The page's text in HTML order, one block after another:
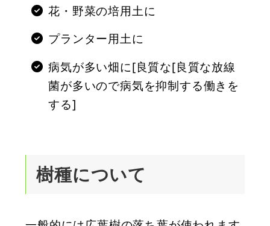
花・野菜の培用土に
プランター用土に
病気が多い畑に[良質な[良質な放線
菌が多いので病気を抑制する働きを
する]
樹種について